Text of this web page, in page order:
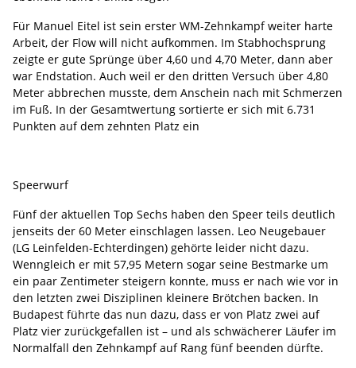
Für Manuel Eitel ist sein erster WM-Zehnkampf weiter harte
Arbeit, der Flow will nicht aufkommen. Im Stabhochsprung
zeigte er gute Sprünge über 4,60 und 4,70 Meter, dann aber
war Endstation. Auch weil er den dritten Versuch über 4,80
Meter abbrechen musste, dem Anschein nach mit Schmerzen
im Fuß. In der Gesamtwertung sortierte er sich mit 6.731
Punkten auf dem zehnten Platz ein
Speerwurf
Fünf der aktuellen Top Sechs haben den Speer teils deutlich
jenseits der 60 Meter einschlagen lassen. Leo Neugebauer
(LG Leinfelden-Echterdingen) gehörte leider nicht dazu.
Wenngleich er mit 57,95 Metern sogar seine Bestmarke um
ein paar Zentimeter steigern konnte, muss er nach wie vor in
den letzten zwei Disziplinen kleinere Brötchen backen. In
Budapest führte das nun dazu, dass er von Platz zwei auf
Platz vier zurückgefallen ist – und als schwächerer Läufer im
Normalfall den Zehnkampf auf Rang fünf beenden dürfte.